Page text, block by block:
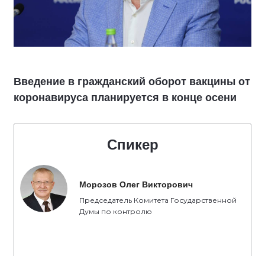
Введение в гражданский оборот вакцины от
коронавируса планируется в конце осени
Спикер
Морозов Олег Викторович
Председатель Комитета Государственной
Думы по контролю